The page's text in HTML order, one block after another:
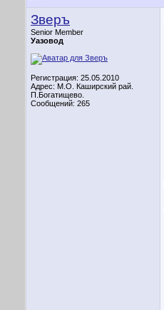
Зверъ
Senior Member
Уазовод
Регистрация: 25.05.2010
Адрес: М.О. Каширский рай.
П.Богатищево.
Сообщений: 265